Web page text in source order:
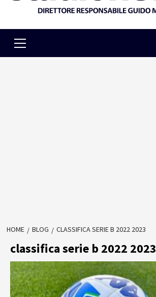
Menu
HOME BLOG CLASSIFICA SERIE B 2022 2023
classifica serie b 2022 2023